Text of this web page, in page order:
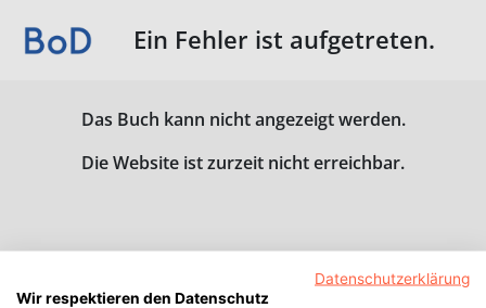
Ein Fehler ist aufgetreten.
Das Buch kann nicht angezeigt werden.
Die Website ist zurzeit nicht erreichbar.
Datenschutzerklärung
Wir respektieren den Datenschutz